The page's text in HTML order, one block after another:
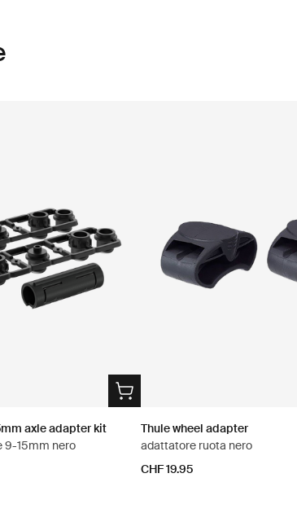
axle adapter kit
9-15mm nero
Thule wheel adapter
adattatore ruota nero
CHF 19.95